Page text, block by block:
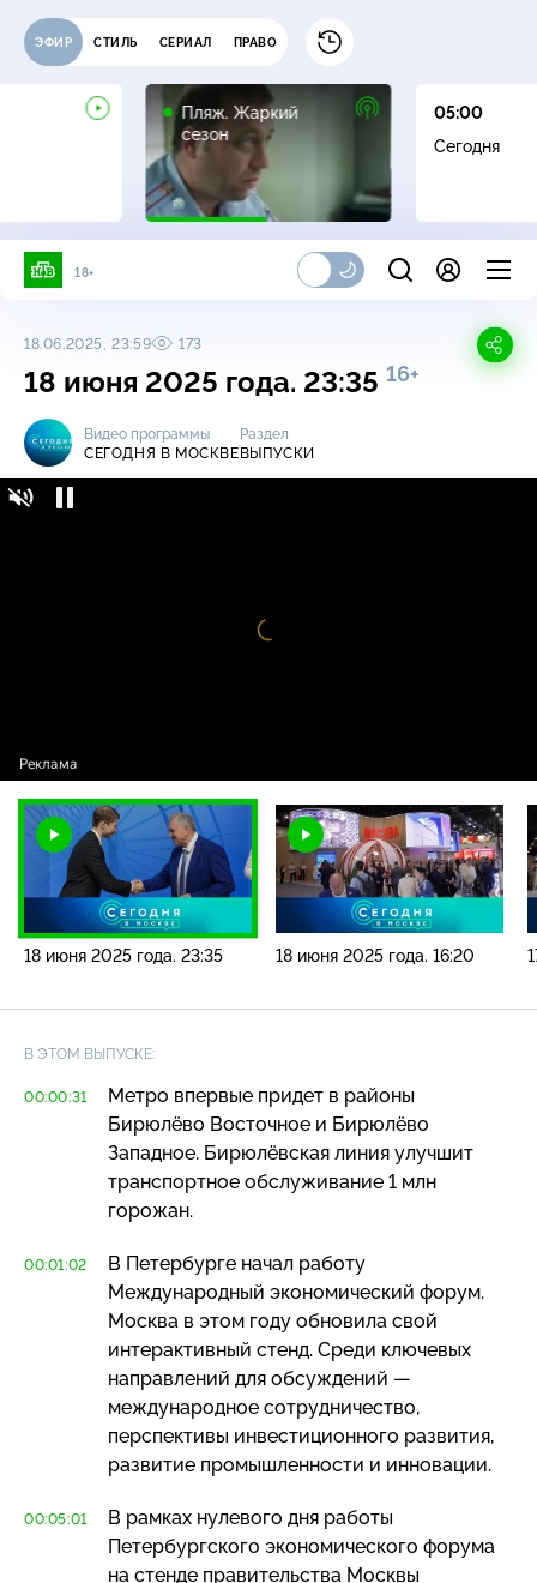
ЭФИР СТИЛЬ СЕРИАЛ ПРАВО
Пляж. Жаркий
сезон
16+
05:00
Сегодня
18+
18.06.2025, 23:59 173
18 июня 2025 года. 23:35 16+
Видео программы
СЕГОДНЯ В МОСКВЕ
Раздел
ВЫПУСКИ
Видео
проигрыватель
18 июня 2025 года. 23:35 18 июня 2025 года. 16:20
В ЭТОМ ВЫПУСКЕ:
00:00:31
Метро впервые придет в районы
Бирюлёво Восточное и Бирюлёво
Западное. Бирюлёвская линия улучшит
транспортное обслуживание 1 млн
горожан.
00:01:02
В Петербурге начал работу
Международный экономический форум.
Москва в этом году обновила свой
интерактивный стенд. Среди ключевых
направлений для обсуждений —
международное сотрудничество,
перспективы инвестиционного развития,
развитие промышленности и инновации.
00:05:01
В рамках нулевого дня работы
Петербургского экономического форума
на стенде правительства Москвы